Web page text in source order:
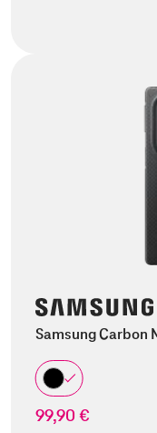
Samsung Carbon
99,90 €